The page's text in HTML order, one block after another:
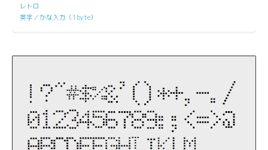
レトロ
英字／かな入力（1byte）